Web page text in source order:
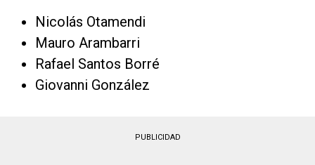
Nicolás Otamendi
Mauro Arambarri
Rafael Santos Borré
Giovanni González
PUBLICIDAD